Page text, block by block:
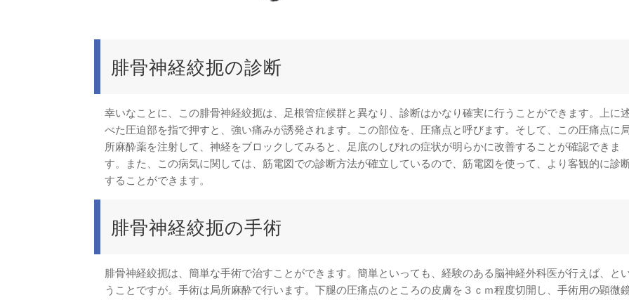
腓骨神経絞扼の診断
幸いなことに、この腓骨神経絞扼は、足根管症候群と異なり、診断はかなり確実に行うことができます。上に
べた圧迫部を指で押すと、強い痛みが誘発されます。この部位を、圧痛点と呼びます。そして、この圧痛点に
所麻酔薬を注射して、神経をブロックしてみると、足底のしびれの症状が明らかに改善することが確認できま
す。また、この病気に関しては、筋電図での診断方法が確立しているので、筋電図を使って、より客観的に診
することができます。
腓骨神経絞扼の手術
腓骨神経絞扼は、簡単な手術で治すことができます。簡単といっても、経験のある脳神経外科医が行えば、と
うことですが。手術は局所麻酔で行います。下腿の圧痛点のところの皮膚を３ｃｍ程度切開し、手術用の顕微